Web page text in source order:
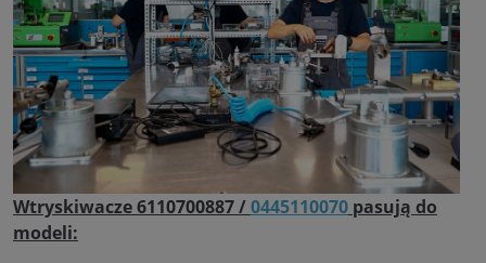
Wtryskiwacze 6110700887 /0445110070 pasują do
modeli: